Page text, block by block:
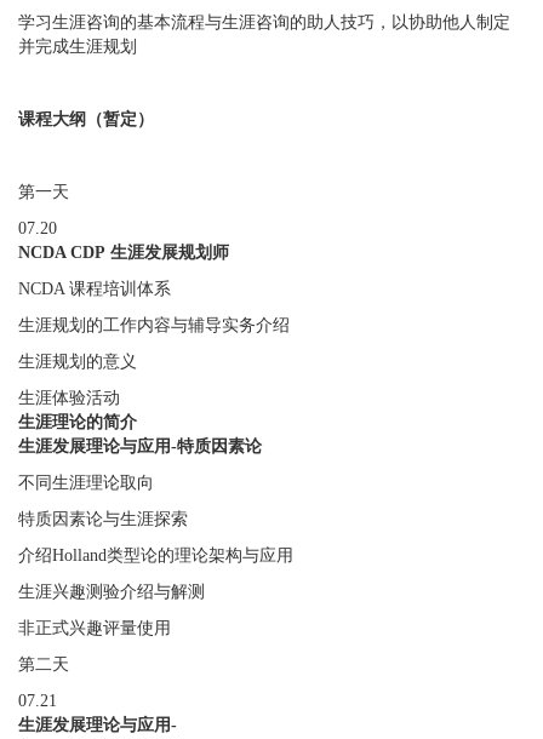
学习生涯咨询的基本流程与生涯咨询的助人技巧，以协助他人制定
并完成生涯规划
课程大纲（暂定）
第一天
07.20
NCDA CDP 生涯发展规划师
NCDA 课程培训体系
生涯规划的工作内容与辅导实务介绍
生涯规划的意义
生涯体验活动
生涯理论的简介
生涯发展理论与应用-特质因素论
不同生涯理论取向
特质因素论与生涯探索
介绍Holland类型论的理论架构与应用
生涯兴趣测验介绍与解测
非正式兴趣评量使用
第二天
07.21
生涯发展理论与应用-